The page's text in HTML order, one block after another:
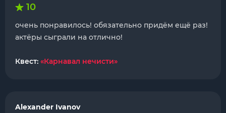
10
очень понравилось! обязательно придём ещё раз!
актёры сыграли на отлично!
Квест: «Карнавал нечисти»
Alexander Ivanov